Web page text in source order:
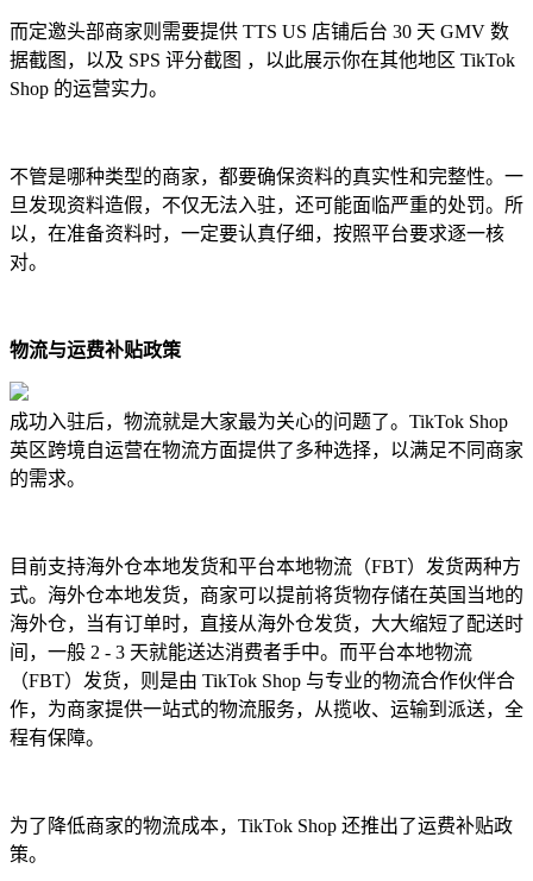
而定邀头部商家则需要提供 TTS US 店铺后台 30 天 GMV 数
据截图，以及 SPS 评分截图 ，以此展示你在其他地区 TikTok
Shop 的运营实力。
不管是哪种类型的商家，都要确保资料的真实性和完整性。一
旦发现资料造假，不仅无法入驻，还可能面临严重的处罚。所
以，在准备资料时，一定要认真仔细，按照平台要求逐一核
对。
物流与运费补贴政策
成功入驻后，物流就是大家最为关心的问题了。TikTok Shop
英区跨境自运营在物流方面提供了多种选择，以满足不同商家
的需求。
目前支持海外仓本地发货和平台本地物流（FBT）发货两种方
式。海外仓本地发货，商家可以提前将货物存储在英国当地的
海外仓，当有订单时，直接从海外仓发货，大大缩短了配送时
间，一般 2 - 3 天就能送达消费者手中。而平台本地物流
（FBT）发货，则是由 TikTok Shop 与专业的物流合作伙伴合
作，为商家提供一站式的物流服务，从揽收、运输到派送，全
程有保障。
为了降低商家的物流成本，TikTok Shop 还推出了运费补贴政
策。